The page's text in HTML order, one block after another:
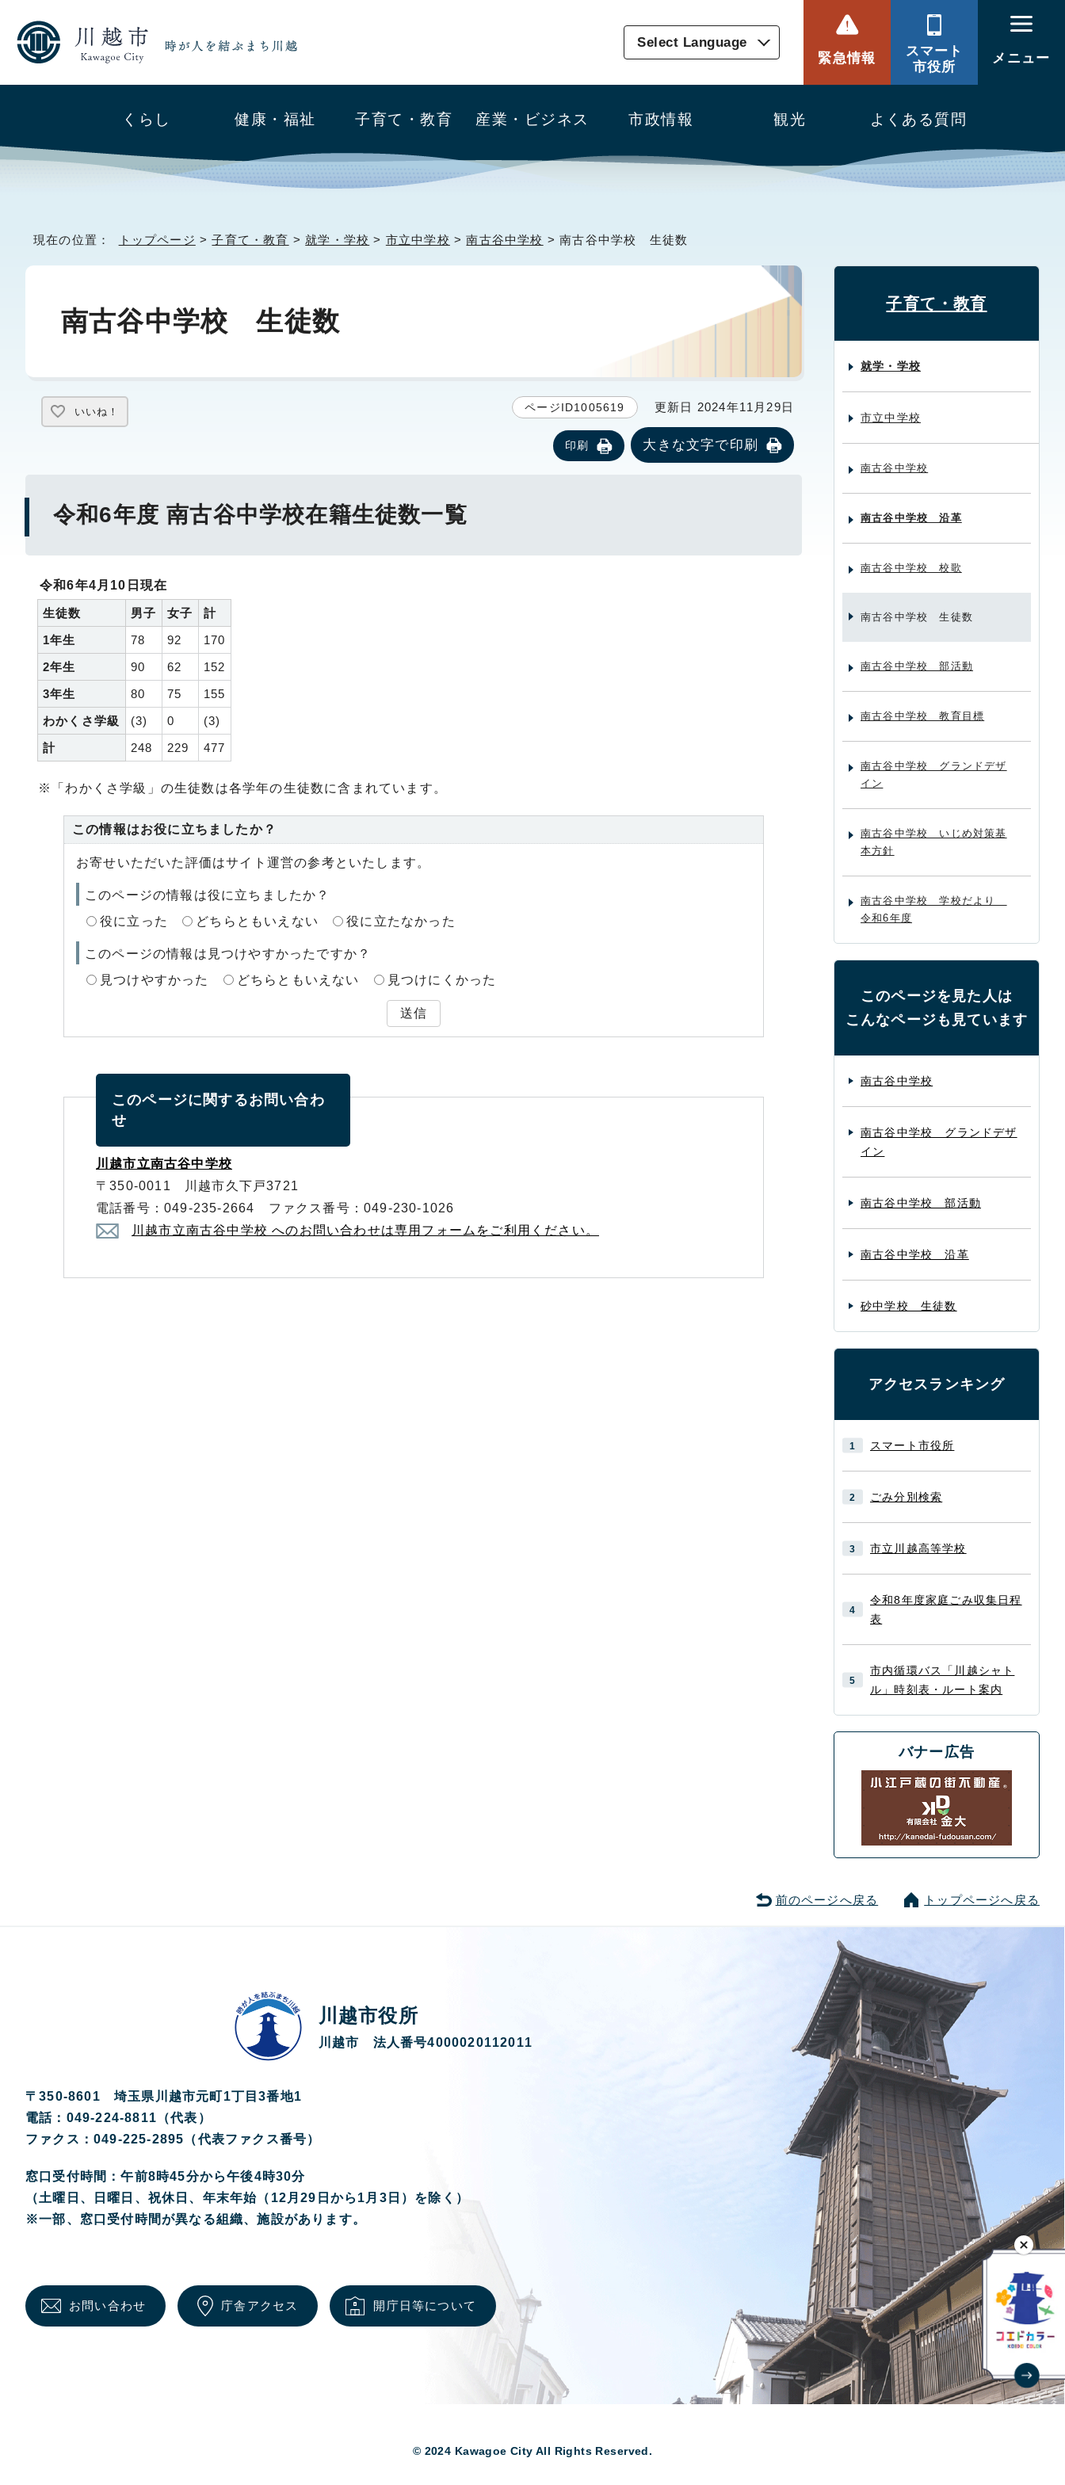
Select Language
緊急情報
スマート
市役所
メニュー
くらし 健康・福祉 子育て・教育 産業・ビジネス 市政情報 観光 よくある質問
現在の位置： トップページ >子育て・教育 >就学・学校 > 市立中学校 >南古谷中学校 > 南古谷中学校 生徒数
南古谷中学校 生徒数
いいね！ ページID1005619 更新日 2024年11月29日
印刷 大きな文字で印刷
令和6年度 南古谷中学校在籍生徒数一覧
令和6年4月10日現在
生徒数 男子 女子
計
1年生
78 92
170
2年生
90 62
152
3年生
80 75
155
わかくさ学級
(3) 0
(3)
計
248 229 477
※「わかくさ学級」の生徒数は各学年の生徒数に含まれています。
この情報はお役に立ちましたか？
お寄せいただいた評価はサイト運営の参考といたします。
このページの情報は役に立ちましたか？
役に立った
どちらともいえない 役に立たなかった
このページの情報は見つけやすかったですか？
見つけやすかった
どちらともいえない 見つけにくかった
送信
このページに関するお問い合わ
せ
川越市立南古谷中学校
〒350-0011 川越市久下戸3721
電話番号：049-235-2664 ファクス番号：049-230-1026
川越市立南古谷中学校 へのお問い合わせは専用フォームをご利用ください。
子育て・教育
就学・学校
市立中学校
南古谷中学校
南古谷中学校 沿革
南古谷中学校 校歌
南古谷中学校 生徒数
南古谷中学校 部活動
南古谷中学校 教育目標
南古谷中学校 グランドデザ
イン
南古谷中学校 いじめ対策基
本方針
南古谷中学校 学校だより
令和6年度
このページを見た人は
こんなページも見ています
南古谷中学校
南古谷中学校 グランドデザ
イン
南古谷中学校 部活動
南古谷中学校 沿革
砂中学校 生徒数
アクセスランキング
スマート市役所
ごみ分別検索
市立川越高等学校
令和8年度家庭ごみ収集日程
表
市内循環バス「川越シャト
ル」時刻表・ルート案内
バナー広告
前のページへ戻る トップページへ戻る
川越市役所
川越市 法人番号4000020112011
〒350-8601 埼玉県川越市元町1丁目3番地1
電話：049-224-8811（代表）
ファクス：049-225-2895（代表ファクス番号）
窓口受付時間：午前8時45分から午後4時30分
（土曜日、日曜日、祝休日、年末年始（12月29日から1月3日）を除く）
※一部、窓口受付時間が異なる組織、施設があります。
お問い合わせ 庁舎アクセス 開庁日等について
© 2024 Kawagoe City All Rights Reserved.